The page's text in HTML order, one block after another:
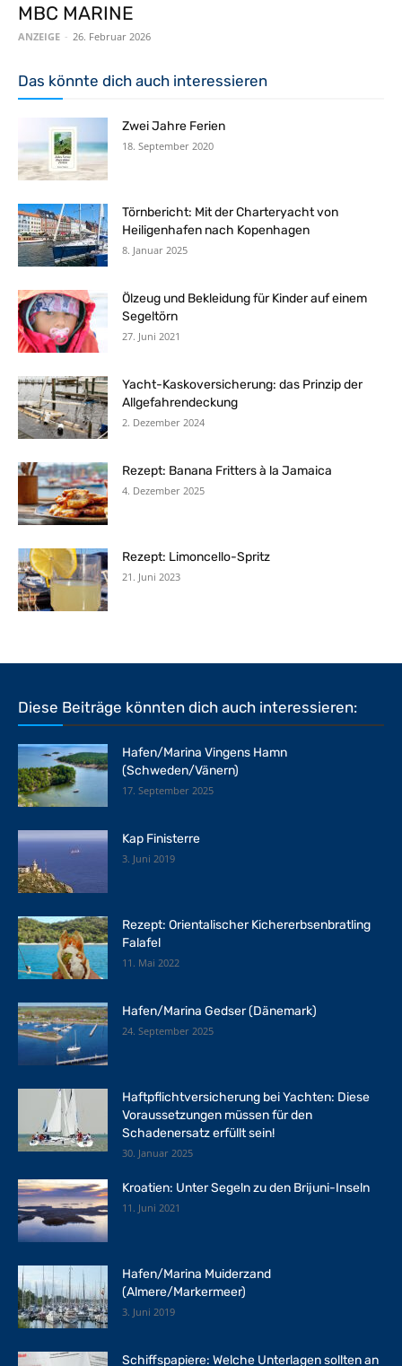
MBC MARINE
ANZEIGE - 26. Februar 2026
Das könnte dich auch interessieren
Zwei Jahre Ferien
18. September 2020
Törnbericht: Mit der Charteryacht von
Heiligenhafen nach Kopenhagen
8. Januar 2025
Ölzeug und Bekleidung für Kinder auf einem
Segeltörn
27. Juni 2021
Yacht-Kaskoversicherung: das Prinzip der
Allgefahrendeckung
2. Dezember 2024
Rezept: Banana Fritters à la Jamaica
4. Dezember 2025
Rezept: Limoncello-Spritz
21. Juni 2023
Diese Beiträge könnten dich auch interessieren:
Hafen/Marina Vingens Hamn
(Schweden/Vänern)
17. September 2025
Kap Finisterre
3. Juni 2019
Rezept: Orientalischer Kichererbsenbratling
Falafel
11. Mai 2022
Hafen/Marina Gedser (Dänemark)
24. September 2025
Haftpflichtversicherung bei Yachten: Diese
Voraussetzungen müssen für den
Schadenersatz erfüllt sein!
30. Januar 2025
Kroatien: Unter Segeln zu den Brijuni-Inseln
11. Juni 2021
Hafen/Marina Muiderzand
(Almere/Markermeer)
3. Juni 2019
Schiffspapiere: Welche Unterlagen sollten an